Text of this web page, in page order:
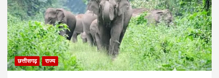
छत्तीसगढ़ राज्य